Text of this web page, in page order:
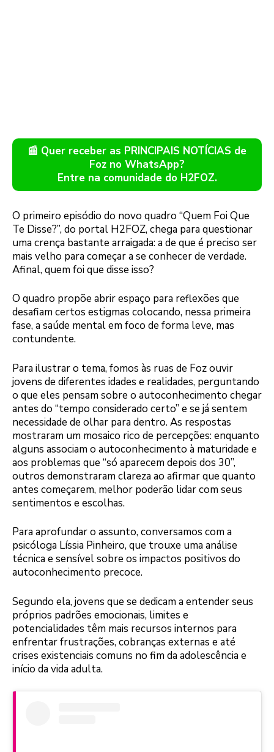
📰 Quer receber as PRINCIPAIS NOTÍCIAS de
Foz no WhatsApp?
Entre na comunidade do H2FOZ.
O primeiro episódio do novo quadro “Quem Foi Que
Te Disse?”, do portal H2FOZ, chega para questionar
uma crença bastante arraigada: a de que é preciso ser
mais velho para começar a se conhecer de verdade.
Afinal, quem foi que disse isso?
O quadro propõe abrir espaço para reflexões que
desafiam certos estigmas colocando, nessa primeira
fase, a saúde mental em foco de forma leve, mas
contundente.
Para ilustrar o tema, fomos às ruas de Foz ouvir
jovens de diferentes idades e realidades, perguntando
o que eles pensam sobre o autoconhecimento chegar
antes do “tempo considerado certo” e se já sentem
necessidade de olhar para dentro. As respostas
mostraram um mosaico rico de percepções: enquanto
alguns associam o autoconhecimento à maturidade e
aos problemas que “só aparecem depois dos 30”,
outros demonstraram clareza ao afirmar que quanto
antes começarem, melhor poderão lidar com seus
sentimentos e escolhas.
Para aprofundar o assunto, conversamos com a
psicóloga Líssia Pinheiro, que trouxe uma análise
técnica e sensível sobre os impactos positivos do
autoconhecimento precoce.
Segundo ela, jovens que se dedicam a entender seus
próprios padrões emocionais, limites e
potencialidades têm mais recursos internos para
enfrentar frustrações, cobranças externas e até
crises existenciais comuns no fim da adolescência e
início da vida adulta.